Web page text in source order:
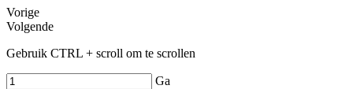
Vorige
Volgende
Gebruik CTRL + scroll om te scrollen
Ga